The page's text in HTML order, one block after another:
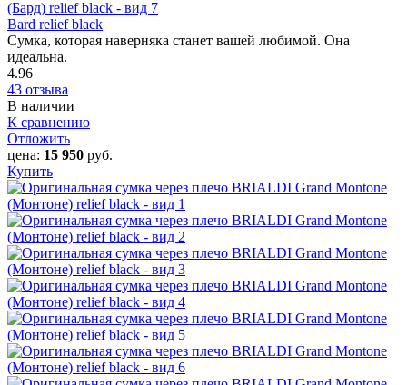
Bard relief black
Сумка, которая наверняка станет вашей любимой. Она
идеальна.
4.96
43 отзыва
В наличии
К сравнению
Отложить
цена: 15 950 руб.
Купить